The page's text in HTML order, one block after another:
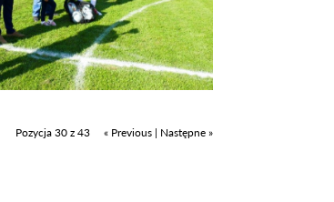
Pozycja 30 z 43 « Previous | Następne »